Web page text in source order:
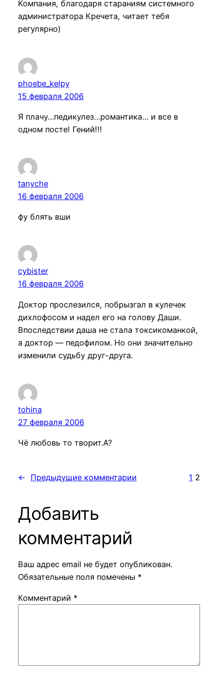
Компания, благодаря стараниям системного
администратора Кречета, читает тебя
регулярно)
phoebe_kelpy
15 февраля 2006
Я плачу…педикулез…романтика… и все в
одном посте! Гений!!!
tanyche
16 февраля 2006
фу блять вши
cybister
16 февраля 2006
Доктор прослезился, побрызгал в кулечек
дихлофосом и надел его на голову Даши.
Впоследствии даша не стала токсикоманкой,
а доктор — педофилом. Но они значительно
изменили судьбу друг-друга.
tohina
27 февраля 2006
Чё любовь то творит.А?
← Предыдущие комментарии 1 2
Добавить
комментарий
Ваш адрес email не будет опубликован.
Обязательные поля помечены *
Комментарий *